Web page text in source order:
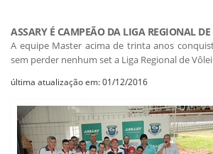
ASSARY É CAMPEÃO DA LIGA REGIONAL DE
A equipe Master acima de trinta anos
sem perder nenhum set a Liga Regional de Vôlei
última atualização em: 01/12/2016